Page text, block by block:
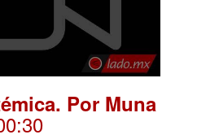
Por Muna